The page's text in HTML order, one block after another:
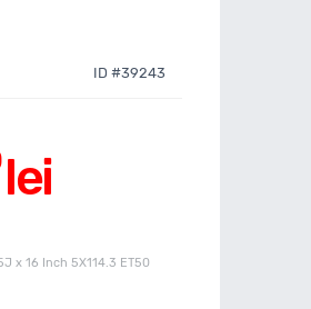
ID #39243
lei
x 16 Inch 5X114.3 ET50